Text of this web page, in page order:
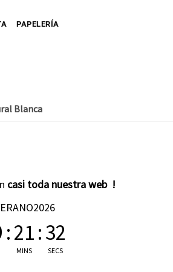
Adhesiva
Colgante
PAPELERÍA
Blanca
casi toda nuestra web !
:21
MINS
:31
SECS